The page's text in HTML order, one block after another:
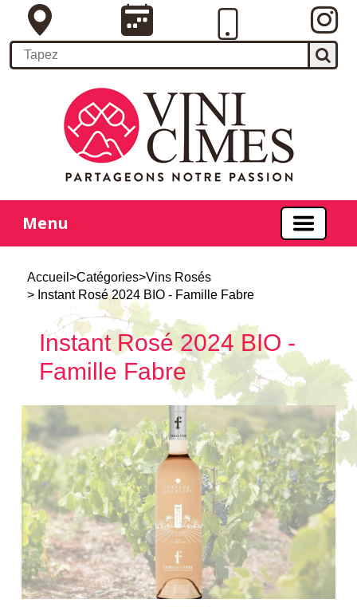
Menu
Accueil >Catégories>Vins Rosés
> Instant Rosé 2024 BIO - Famille Fabre
Instant Rosé 2024 BIO -
Famille Fabre